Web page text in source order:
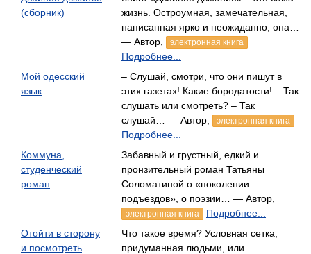
(сборник)
жизнь. Остроумная, замечательная,
написанная ярко и неожиданно, она…
— Автор,
электронная книга
Подробнее...
Мой одесский
язык
– Слушай, смотри, что они пишут в
этих газетах! Какие бородатости! – Так
слушать или смотреть? – Так
слушай… — Автор,
электронная книга
Подробнее...
Коммуна,
студенческий
роман
Забавный и грустный, едкий и
пронзительный роман Татьяны
Соломатиной о «поколении
подъездов», о поэзии… — Автор,
электронная книга
Подробнее...
Отойти в сторону
и посмотреть
Что такое время? Условная сетка,
придуманная людьми, или